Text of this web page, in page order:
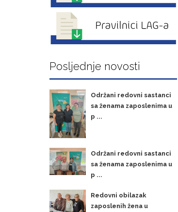
Posljednje novosti
Održani redovni sastanci
sa ženama zaposlenima u
p ...
Održani redovni sastanci
sa ženama zaposlenima u
p ...
Redovni obilazak
zaposlenih žena u